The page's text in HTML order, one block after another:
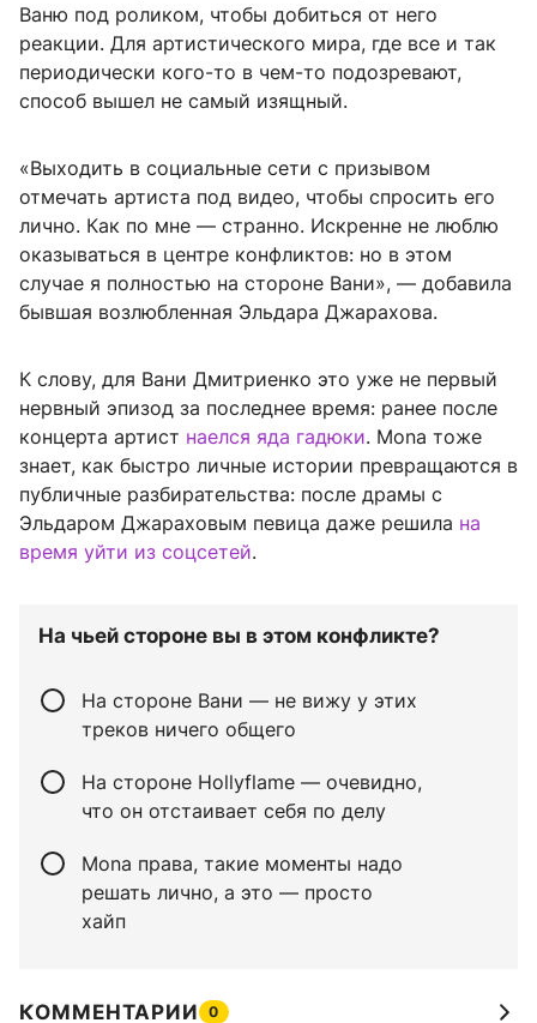
Ваню под роликом, чтобы добиться от него
реакции. Для артистического мира, где все и так
периодически кого-то в чем-то подозревают,
способ вышел не самый изящный.
«Выходить в социальные сети с призывом
отмечать артиста под видео, чтобы спросить его
лично. Как по мне — странно. Искренне не люблю
оказываться в центре конфликтов: но в этом
случае я полностью на стороне Вани», — добавила
бывшая возлюбленная Эльдара Джарахова.
К слову, для Вани Дмитриенко это уже не первый
нервный эпизод за последнее время: ранее после
концерта артист наелся яда гадюки. Mona тоже
знает, как быстро личные истории превращаются в
публичные разбирательства: после драмы с
Эльдаром Джараховым певица даже решила на
время уйти из соцсетей.
На чьей стороне вы в этом конфликте?
На стороне Вани — не вижу у этих
треков ничего общего
На стороне Hollyflame — очевидно,
что он отстаивает себя по делу
Mona права, такие моменты надо
решать лично, а это — просто
хайп
КОММЕНТАРИИ 0